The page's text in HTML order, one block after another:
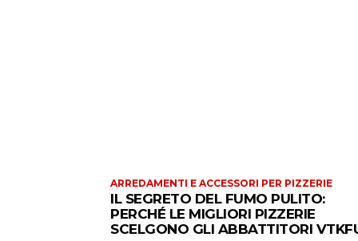
ARREDAMENTI E ACCESSORI PER PIZZERIE
IL SEGRETO DEL FUMO PULITO:
PERCHÉ LE MIGLIORI PIZZERIE
SCELGONO GLI ABBATTITORI